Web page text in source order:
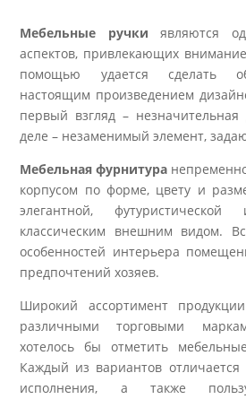
Мебельные ручки являются
аспектов, привлекающих
помощью удается сделать
настоящим произведением
первый взгляд –
деле – незаменимый элемент,
Мебельная фурнитура
корпусом по форме, цвету и
элегантной,
классическим внешним видом.
особенностей интерьера
предпочтений хозяев.
Широкий ассортимент
различными торговыми
хотелось бы отметить
Каждый из вариантов
исполнения, а также